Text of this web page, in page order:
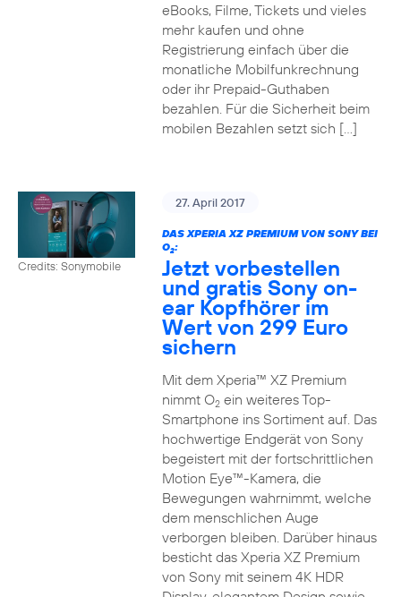
eBooks, Filme, Tickets und vieles
mehr kaufen und ohne
Registrierung einfach über die
monatliche Mobilfunkrechnung
oder ihr Prepaid-Guthaben
bezahlen. Für die Sicherheit beim
mobilen Bezahlen setzt sich […]
Credits: Sonymobile
27. April 2017
DAS XPERIA XZ PREMIUM VON SONY BEI
O2:
Jetzt vorbestellen
und gratis Sony on-
ear Kopfhörer im
Wert von 299 Euro
sichern
Mit dem Xperia™ XZ Premium
nimmt O2ein weiteres Top-
Smartphone ins Sortiment auf. Das
hochwertige Endgerät von Sony
begeistert mit der fortschrittlichen
Motion Eye™-Kamera, die
Bewegungen wahrnimmt, welche
dem menschlichen Auge
verborgen bleiben. Darüber hinaus
besticht das Xperia XZ Premium
von Sony mit seinem 4K HDR